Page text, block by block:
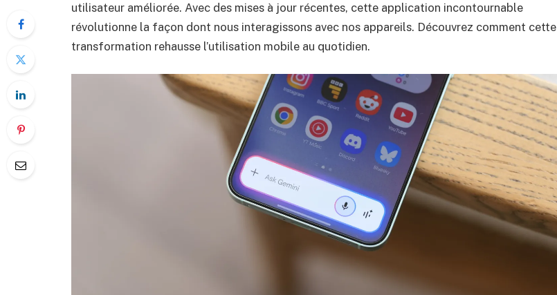
utilisateur améliorée. Avec des mises à jour récentes, cette application incontournable
révolutionne la façon dont nous interagissons avec nos appareils. Découvrez comment cette
transformation rehausse l’utilisation mobile au quotidien.